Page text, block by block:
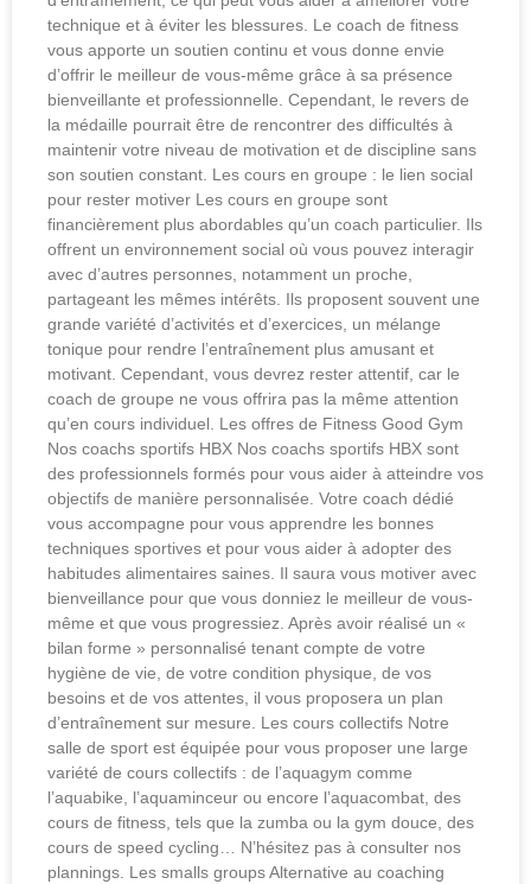
technique et à éviter les blessures. Le coach de fitness
vous apporte un soutien continu et vous donne envie
d’offrir le meilleur de vous-même grâce à sa présence
bienveillante et professionnelle. Cependant, le revers de
la médaille pourrait être de rencontrer des difficultés à
maintenir votre niveau de motivation et de discipline sans
son soutien constant. Les cours en groupe : le lien social
pour rester motiver Les cours en groupe sont
financièrement plus abordables qu’un coach particulier. Ils
offrent un environnement social où vous pouvez interagir
avec d’autres personnes, notamment un proche,
partageant les mêmes intérêts. Ils proposent souvent une
grande variété d’activités et d’exercices, un mélange
tonique pour rendre l’entraînement plus amusant et
motivant. Cependant, vous devrez rester attentif, car le
coach de groupe ne vous offrira pas la même attention
qu’en cours individuel. Les offres de Fitness Good Gym
Nos coachs sportifs HBX Nos coachs sportifs HBX sont
des professionnels formés pour vous aider à atteindre vos
objectifs de manière personnalisée. Votre coach dédié
vous accompagne pour vous apprendre les bonnes
techniques sportives et pour vous aider à adopter des
habitudes alimentaires saines. Il saura vous motiver avec
bienveillance pour que vous donniez le meilleur de vous-
même et que vous progressiez. Après avoir réalisé un «
bilan forme » personnalisé tenant compte de votre
hygiène de vie, de votre condition physique, de vos
besoins et de vos attentes, il vous proposera un plan
d’entraînement sur mesure. Les cours collectifs Notre
salle de sport est équipée pour vous proposer une large
variété de cours collectifs : de l’aquagym comme
l’aquabike, l’aquaminceur ou encore l’aquacombat, des
cours de fitness, tels que la zumba ou la gym douce, des
cours de speed cycling… N’hésitez pas à consulter nos
plannings. Les smalls groups Alternative au coaching